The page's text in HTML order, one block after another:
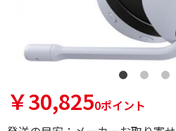
￥30,8250ポイント